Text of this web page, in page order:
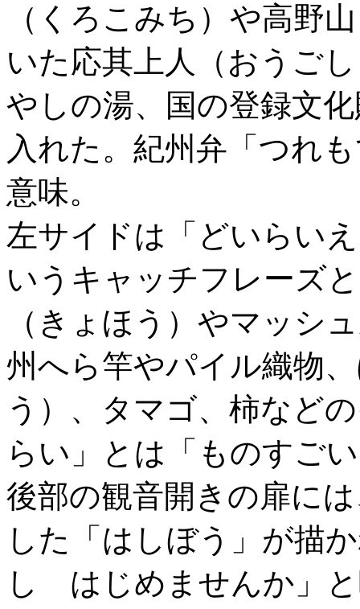
（くろこみち）や高野
いた応其上人（おうご
やしの湯、国の登録文
入れた。紀州弁「つれ
意味。
左サイドは「どいらい
いうキャッチフレーズ
（きょほう）やマッシ
州へら竿やパイル織物
う）、タマゴ、柿など
らい」とは「ものすご
後部の観音開きの扉に
した「はしぼう」が描
し はじめませんか」